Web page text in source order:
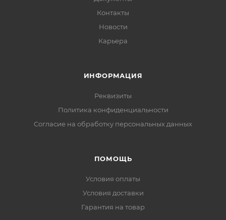
Контакты
Новости
Карьера
ИНФОРМАЦИЯ
Реквизиты
Политика конфиденциальности
Cогласие на обработку персональных данных
ПОМОЩЬ
Условия оплаты
Условия доставки
Гарантия на товар